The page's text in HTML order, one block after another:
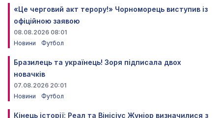
«Це черговий акт терору!» Чорноморець виступив із
офіційною заявою
08.08.2026 08:01
Новини
Футбол
Бразилець та українець! Зоря підписала двох
новачків
07.08.2026 20:01
Новини
Футбол
Кінець історії: Реал та Вінісіус Жуніор визначилися з